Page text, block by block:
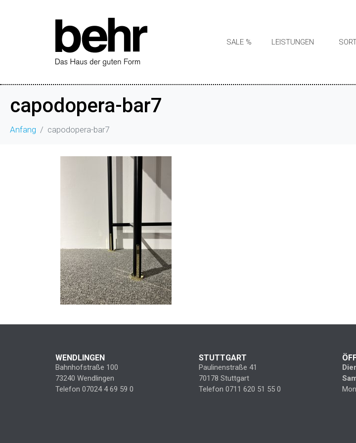
SALE % LEISTUNGEN
capodopera-bar7
Anfang capodopera-bar7
WENDLINGEN
Bahnhofstraße 100
73240 Wendlingen
Telefon 07024 4 69 59 0
STUTTGART
Paulinenstraße 41
70178 Stuttgart
Telefon 0711 620 51 55 0